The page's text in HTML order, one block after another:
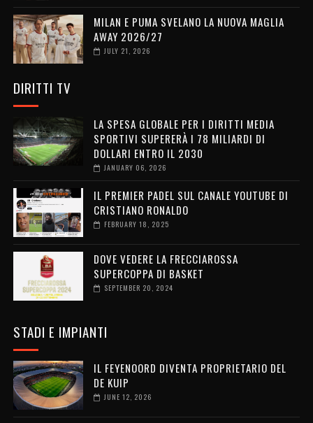
MILAN E PUMA SVELANO LA NUOVA MAGLIA
AWAY 2026/27
JULY 21, 2026
DIRITTI TV
LA SPESA GLOBALE PER I DIRITTI MEDIA
SPORTIVI SUPERERÀ I 78 MILIARDI DI
DOLLARI ENTRO IL 2030
JANUARY 06, 2026
IL PREMIER PADEL SUL CANALE YOUTUBE DI
CRISTIANO RONALDO
FEBRUARY 18, 2025
DOVE VEDERE LA FRECCIAROSSA
SUPERCOPPA DI BASKET
SEPTEMBER 20, 2024
STADI E IMPIANTI
IL FEYENOORD DIVENTA PROPRIETARIO DEL
DE KUIP
JUNE 12, 2026